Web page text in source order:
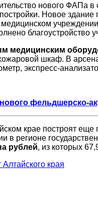
нового ФАПа
Новое
медицинском
благоустройство
медицинским
шкаф. В
экспресс-
фельдшерско-
крае построят
в регионе
рублей, из которых
края